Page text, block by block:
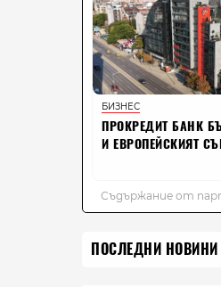
ПОСЛЕДНИ НОВИНИ